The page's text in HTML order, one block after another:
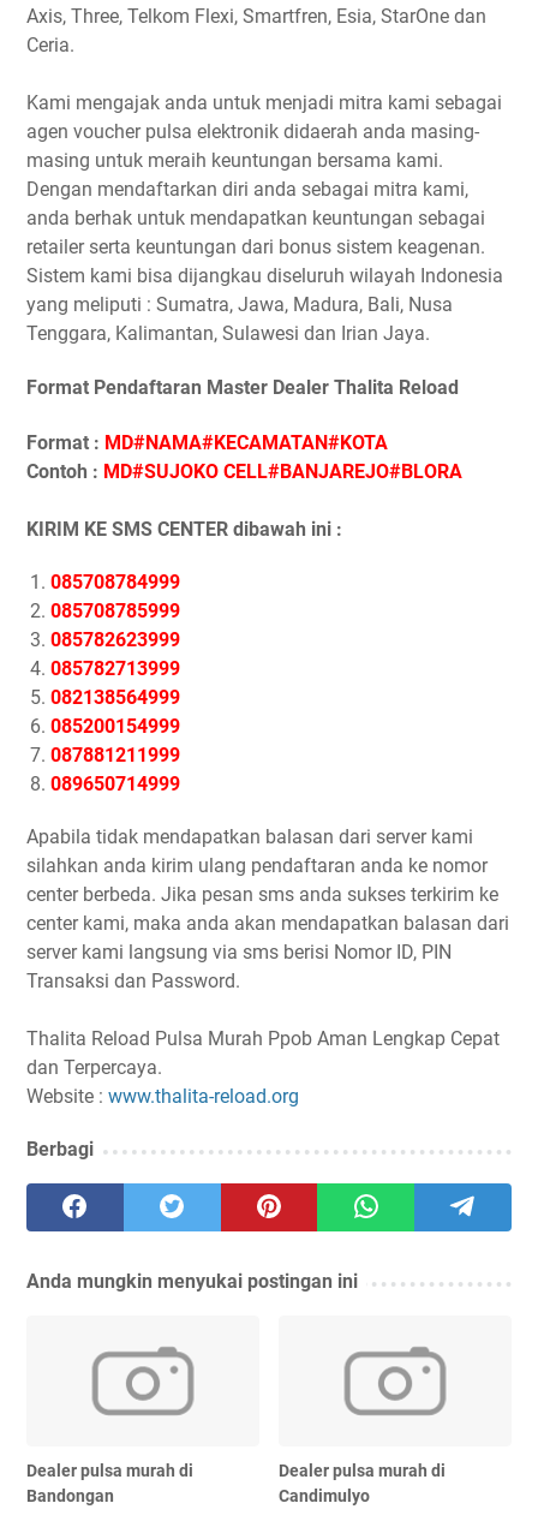
Axis, Three, Telkom Flexi, Smartfren, Esia, StarOne dan
Ceria.
Kami mengajak anda untuk menjadi mitra kami sebagai
agen voucher pulsa elektronik didaerah anda masing-
masing untuk meraih keuntungan bersama kami.
Dengan mendaftarkan diri anda sebagai mitra kami,
anda berhak untuk mendapatkan keuntungan sebagai
retailer serta keuntungan dari bonus sistem keagenan.
Sistem kami bisa dijangkau diseluruh wilayah Indonesia
yang meliputi : Sumatra, Jawa, Madura, Bali, Nusa
Tenggara, Kalimantan, Sulawesi dan Irian Jaya.
Format Pendaftaran Master Dealer Thalita Reload
Format : MD#NAMA#KECAMATAN#KOTA
Contoh : MD#SUJOKO CELL#BANJAREJO#BLORA
KIRIM KE SMS CENTER dibawah ini :
085708784999
085708785999
085782623999
085782713999
082138564999
085200154999
087881211999
089650714999
Apabila tidak mendapatkan balasan dari server kami
silahkan anda kirim ulang pendaftaran anda ke nomor
center berbeda. Jika pesan sms anda sukses terkirim ke
center kami, maka anda akan mendapatkan balasan dari
server kami langsung via sms berisi Nomor ID, PIN
Transaksi dan Password.
Thalita Reload Pulsa Murah Ppob Aman Lengkap Cepat
dan Terpercaya.
Website : www.thalita-reload.org
Berbagi
Anda mungkin menyukai postingan ini
Dealer pulsa murah di
Bandongan
Dealer pulsa murah di
Candimulyo